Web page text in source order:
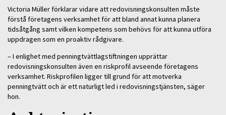
Victoria Müller förklarar vidare att redovisningskonsulten måste
förstå företagens verksamhet för att bland annat kunna planera
tidsåtgång samt vilken kompetens som behövs för att kunna utföra
uppdragen som en proaktiv rådgivare.
– I enlighet med penningtvättlagstiftningen upprättar
redovisningskonsulten även en riskprofil avseende företagens
verksamhet. Riskprofilen ligger till grund för att motverka
penningtvätt och är ett naturligt led i redovisningstjänsten, säger
hon.